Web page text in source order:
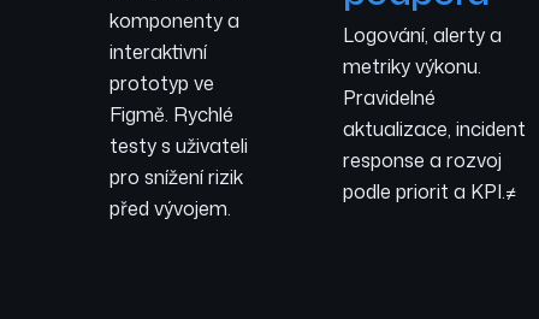
komponenty a
interaktivní
prototyp ve
Figmě. Rychlé
testy s uživateli
pro snížení rizik
před vývojem.
Logování, alerty a
metriky výkonu.
Pravidelné
aktualizace, incident
response a rozvoj
podle priorit a KPI.≠